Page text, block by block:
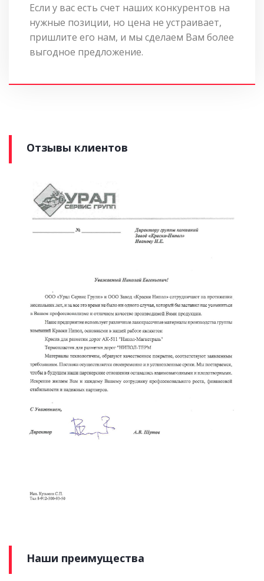
Если у вас есть счет наших конкурентов на
нужные позиции, но цена не устраивает,
пришлите его нам, и мы сделаем Вам более
выгодное предложение.
Отзывы клиентов
Наши преимущества